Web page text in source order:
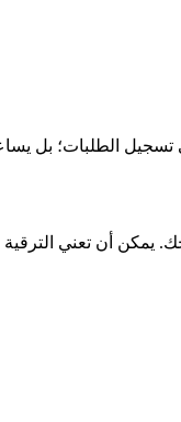
تسجيل الطلبات؛ بل
أن تعني الترقية